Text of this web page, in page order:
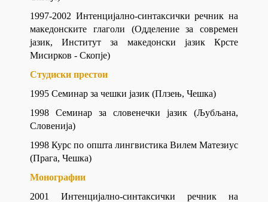
1997-2002 Интенцијално-синтаксички речник на
македонските глаголи (Одделение за современ
јазик, Институт за македонски јазик Крсте
Мисирков - Скопје)
Студиски престои
1995 Семинар за чешки јазик (Плзењ, Чешка)
1998 Семинар за словенечки јазик (Љубљана,
Словенија)
1998 Курс по општа лингвистика Вилем Матезиус
(Прага, Чешка)
Монографии
2001 Интенцијално-синтаксички речник на